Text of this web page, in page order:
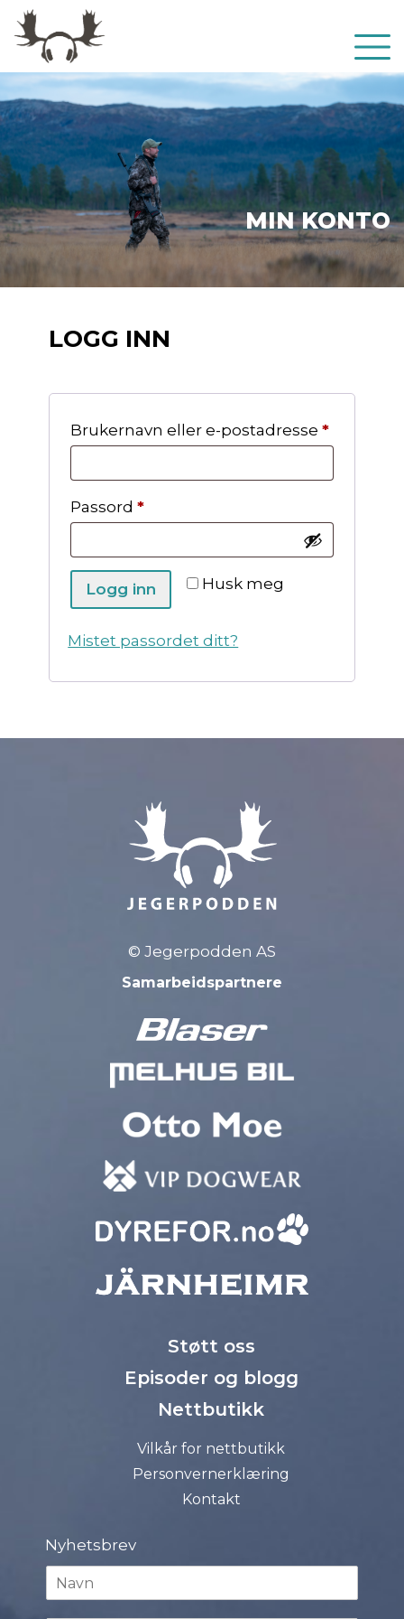
MIN KONTO
LOGG INN
Brukernavn eller e-postadresse*Påkrevd
Passord*Påkrevd
Husk meg
Logg inn
Mistet passordet ditt?
© Jegerpodden AS
Samarbeidspartnere
Støtt oss
Episoder og blogg
Nettbutikk
Vilkår for nettbutikk
Personvernerklæring
Kontakt
Nyhetsbrev